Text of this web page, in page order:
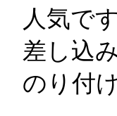
人気です
差し込
のり付